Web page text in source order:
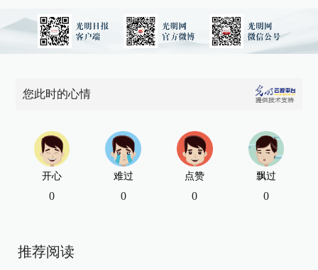
您此时的心情
开心
0
难过
0
点赞
0
飘过
0
推荐阅读